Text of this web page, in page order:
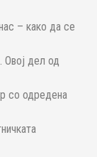
– како да се
Овој дел од
со одредена